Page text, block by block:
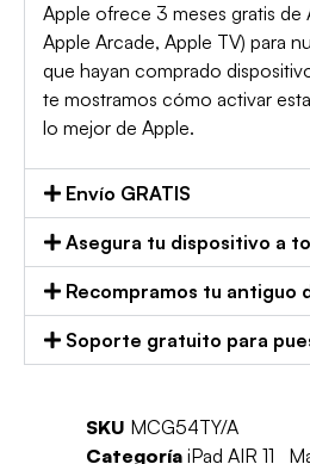
Apple ofrece 3 meses gratis de
Apple Arcade, Apple TV) para
que hayan comprado
te mostramos cómo activar
lo mejor de Apple.
Envío GRATIS
Asegura tu dispositivo a
Recompramos tu antiguo
Soporte gratuito para
SKU MCG54TY/A
Categoría iPad AIR 11